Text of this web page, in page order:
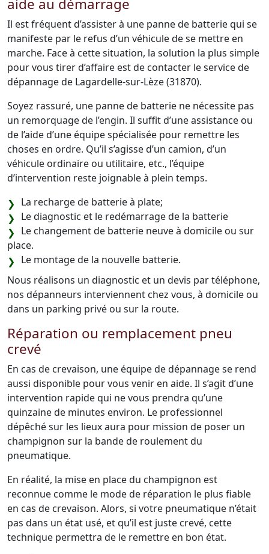
aide au démarrage
Il est fréquent d’assister à une panne de batterie qui se
manifeste par le refus d’un véhicule de se mettre en
marche. Face à cette situation, la solution la plus simple
pour vous tirer d’affaire est de contacter le service de
dépannage de Lagardelle-sur-Lèze (31870).
Soyez rassuré, une panne de batterie ne nécessite pas
un remorquage de l’engin. Il suffit d’une assistance ou
de l’aide d’une équipe spécialisée pour remettre les
choses en ordre. Qu’il s’agisse d’un camion, d’un
véhicule ordinaire ou utilitaire, etc., l’équipe
d’intervention reste joignable à plein temps.
La recharge de batterie à plate;
Le diagnostic et le redémarrage de la batterie
Le changement de batterie neuve à domicile ou sur
place.
Le montage de la nouvelle batterie.
Nous réalisons un diagnostic et un devis par téléphone,
nos dépanneurs interviennent chez vous, à domicile ou
dans un parking privé ou sur la route.
Réparation ou remplacement pneu
crevé
En cas de crevaison, une équipe de dépannage se rend
aussi disponible pour vous venir en aide. Il s’agit d’une
intervention rapide qui ne vous prendra qu’une
quinzaine de minutes environ. Le professionnel
dépêché sur les lieux aura pour mission de poser un
champignon sur la bande de roulement du
pneumatique.
En réalité, la mise en place du champignon est
reconnue comme le mode de réparation le plus fiable
en cas de crevaison. Alors, si votre pneumatique n’était
pas dans un état usé, et qu’il est juste crevé, cette
technique permettra de le remettre en bon état.